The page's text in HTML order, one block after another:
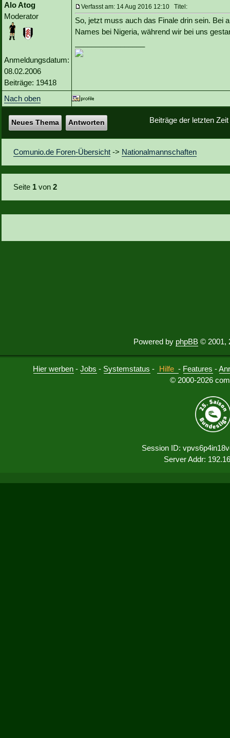
Alo Atog
Moderator
Anmeldungsdatum:
08.02.2006
Beiträge: 19418
Verfasst am: 14 Aug 2016 12:10 Titel:
So, jetzt muss auch das Finale drin sein. Bei
Names bei Nigeria, während wir bei uns
Nach oben
Beiträge der letzten
Neues Thema Antworten
Comunio.de Foren-Übersicht -> Nationalmannschaften
Seite 1 von2
Powered by phpBB © 2001,
Hier werben -Jobs - Systemstatus - Hilfe - Features -
© 2000-2026
Session ID:
Server Addr: